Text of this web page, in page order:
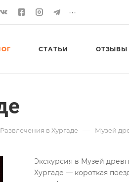
...
СТАТЬИ ОТЗЫВЫ
Развлечения в Хургаде — Музей
Экскурсия в Музей
Хургаде — короткая